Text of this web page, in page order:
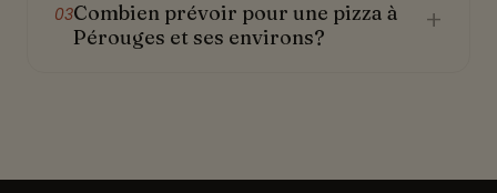
03Combien prévoir pour une pizza à
Pérouges et ses environs?
+